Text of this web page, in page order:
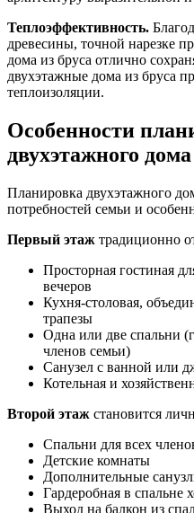
Теплоэффективность.
древесины, точной нарезке
дома из бруса отлично
двухэтажные дома из бруса
теплоизоляции.
Особенности
двухэтажного
Планировка двухэтажного
потребностей семьи и
Первый этаж традиционно
Просторная гостиная
вечеров
Кухня-столовая,
трапезы
Одна или две спальни
членов семьи)
Санузел с ванной или
Котельная и
Второй этаж становится
Спальни для всех
Детские комнаты
Дополнительные
Гардеробная в спальне
Выход на балкон из